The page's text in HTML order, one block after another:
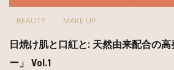
BEAUTY MAKE UP
日焼け肌と口紅と: 天然由来配合の高
ー」 Vol.1